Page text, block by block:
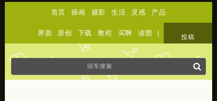
首页 插画 摄影 生活 灵感 产品
界面 原创 下载 教程 买啊 读图 |
投稿